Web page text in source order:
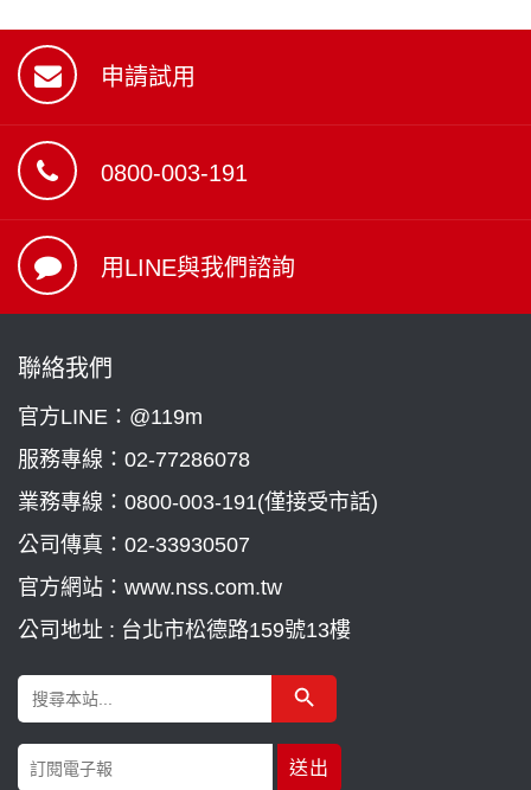
申請試用
0800-003-191
用LINE與我們諮詢
聯絡我們
官方LINE：@119m
服務專線： 02-77286078
業務專線： 0800-003-191(僅接受市話)
公司傳真：02-33930507
官方網站：www.nss.com.tw
公司地址 : 台北市松德路159號13樓
Search
for:
Search Button